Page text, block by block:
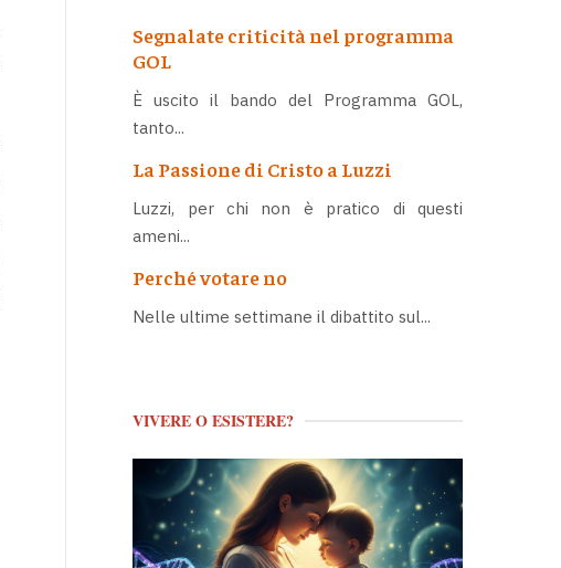
Segnalate criticità nel programma
GOL
È uscito il bando del Programma GOL,
tanto...
La Passione di Cristo a Luzzi
Luzzi, per chi non è pratico di questi
ameni...
Perché votare no
Nelle ultime settimane il dibattito sul...
VIVERE O ESISTERE?